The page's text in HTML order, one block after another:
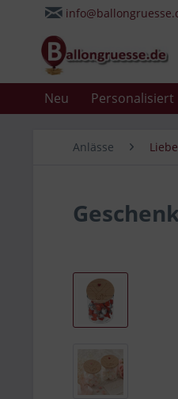
Neu Personalisiert
Anlässe Liebe